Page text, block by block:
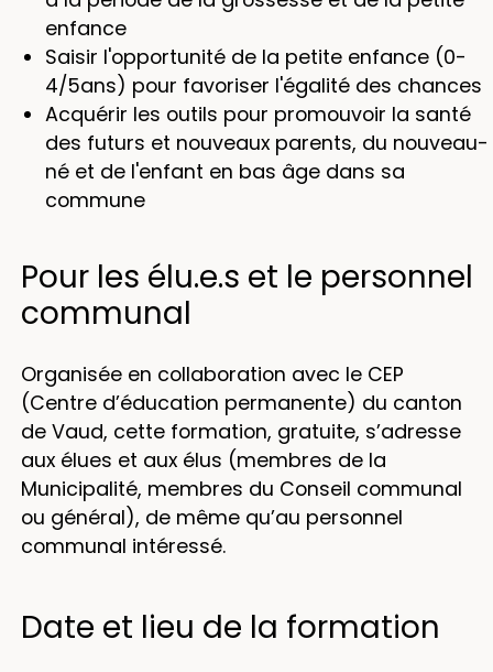
enfance
Saisir l'opportunité de la petite enfance (0-
4/5ans) pour favoriser l'égalité des chances
Acquérir les outils pour promouvoir la santé
des futurs et nouveaux parents, du nouveau-
né et de l'enfant en bas âge dans sa
commune
Pour les élu.e.s et le personnel
communal
Organisée en collaboration avec le CEP
(Centre d’éducation permanente) du canton
de Vaud, cette formation, gratuite, s’adresse
aux élues et aux élus (membres de la
Municipalité, membres du Conseil communal
ou général), de même qu’au personnel
communal intéressé.
Date et lieu de la formation